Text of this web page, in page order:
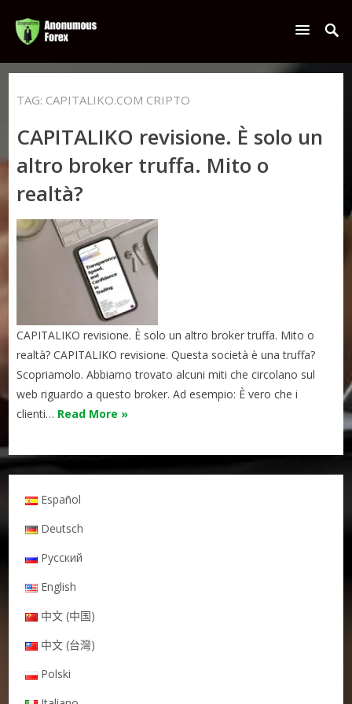
TAG: CAPITALIKO.COM CRIPTO
CAPITALIKO revisione. È solo un
altro broker truffa. Mito o
realtà?
CAPITALIKO revisione. È solo un altro broker truffa. Mito o
realtà? CAPITALIKO revisione. Questa società è una truffa?
Scopriamolo. Abbiamo trovato alcuni miti che circolano sul
web riguardo a questo broker. Ad esempio: È vero che i
clienti… Read More »
Español
Deutsch
Русский
English
中文 (中国)
中文 (台灣)
Polski